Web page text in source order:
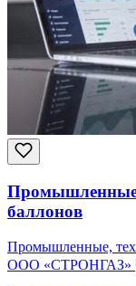
Промышленные
баллонов
Промышленные,
ООО «СТРОНГАЗ»